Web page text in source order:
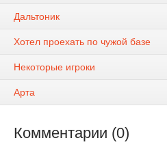
Дальтоник
Хотел проехать по чужой базе
Некоторые игроки
Арта
Комментарии (0)